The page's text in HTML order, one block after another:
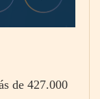
de 427.000